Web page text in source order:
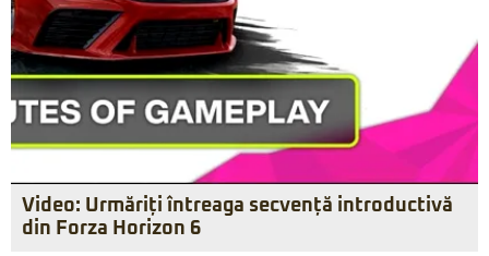
Video: Urmăriți întreaga secvență introductivă
din Forza Horizon 6